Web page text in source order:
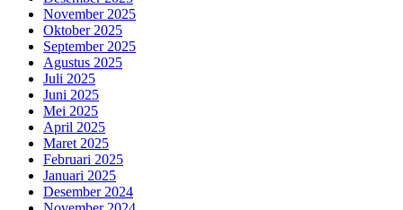
November 2025
Oktober 2025
September 2025
Agustus 2025
Juli 2025
Juni 2025
Mei 2025
April 2025
Maret 2025
Februari 2025
Januari 2025
Desember 2024